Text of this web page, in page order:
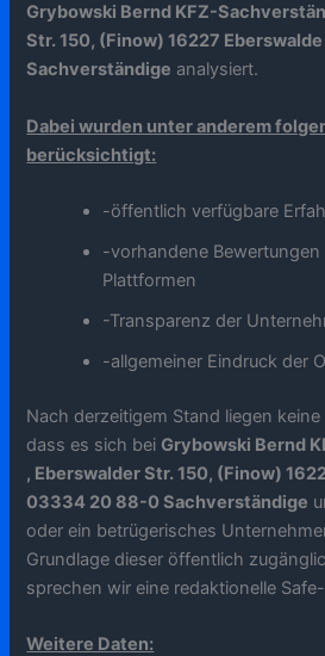
Grybowski Bernd KFZ-
Str. 150, (Finow) 16227
Sachverständige analysiert.
Dabei wurden unter anderem
berücksichtigt:
-öffentlich verfügbare
-vorhandene
Plattformen
-Transparenz der
-allgemeiner Eindruck der
Nach derzeitigem Stand liegen
dass es sich bei Grybowski Bernd
, Eberswalder Str. 150, (Finow)
03334 20 88-0 Sachverständige
oder ein betrügerisches
Grundlage dieser öffentlich
sprechen wir eine redaktionelle
Weitere Daten: